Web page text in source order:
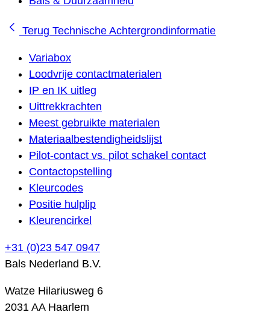
Terug Technische Achtergrondinformatie
Variabox
Loodvrije contactmaterialen
IP en IK uitleg
Uittrekkrachten
Meest gebruikte materialen
Materiaalbestendigheidslijst
Pilot-contact vs. pilot schakel contact
Contactopstelling
Kleurcodes
Positie hulplip
Kleurencirkel
+31 (0)23 547 0947
Bals Nederland B.V.
Watze Hilariusweg 6
2031 AA Haarlem